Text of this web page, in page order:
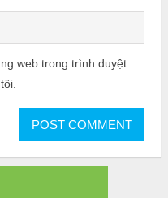
web trong trình duyệt